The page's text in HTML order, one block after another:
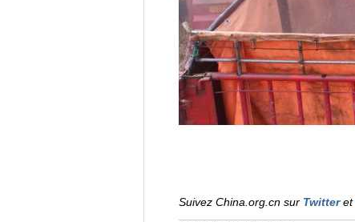
Suivez China.org.cn sur Twitteret